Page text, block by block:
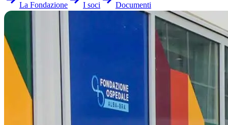
La Fondazione I soci Documenti